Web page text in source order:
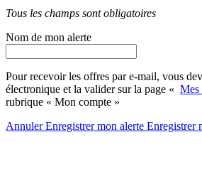
Tous les champs sont obligatoires
Nom de mon alerte
Pour recevoir les offres par e-mail, vous
électronique et la valider sur la page « Mes
rubrique « Mon compte »
AnnulerEnregistrer mon alerte Enregistrer